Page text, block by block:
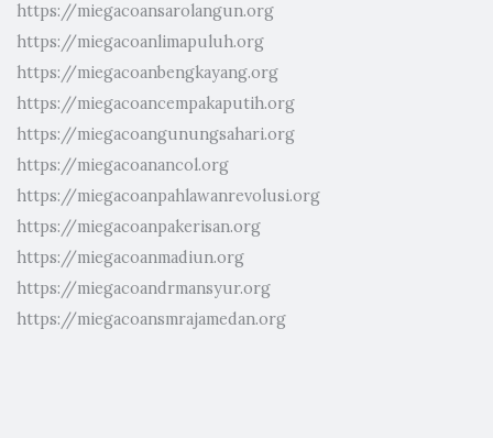
https://miegacoansarolangun.org
https://miegacoanlimapuluh.org
https://miegacoanbengkayang.org
https://miegacoancempakaputih.org
https://miegacoangunungsahari.org
https://miegacoanancol.org
https://miegacoanpahlawanrevolusi.org
https://miegacoanpakerisan.org
https://miegacoanmadiun.org
https://miegacoandrmansyur.org
https://miegacoansmrajamedan.org